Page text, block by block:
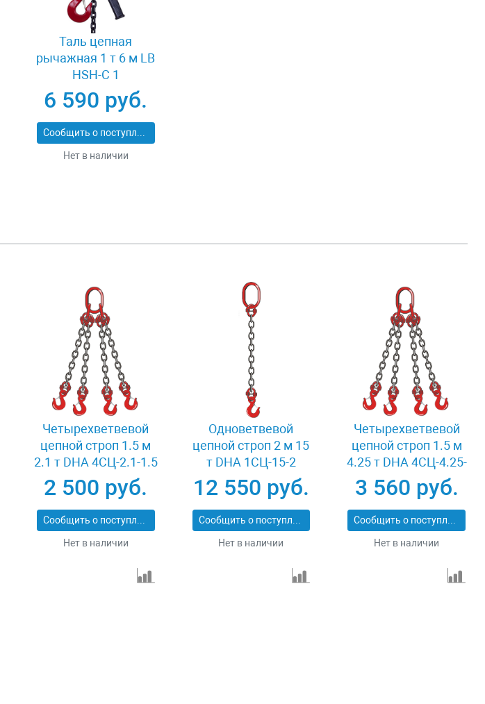
Таль цепная
рычажная 1 т 6 м LB
HSH-C 1
6 590 руб.
Сообщить о поступлении
Нет в наличии
Четырехветвевой
цепной строп 1.5 м
2.1 т DHA 4СЦ-2.1-1.5
2 500 руб.
Сообщить о поступлении
Нет в наличии
Одноветвевой
цепной строп 2 м 15
т DHA 1СЦ-15-2
12 550 руб.
Сообщить о поступлении
Нет в наличии
Четырехветвевой
цепной строп 1.5 м
4.25 т DHA 4СЦ-4.25-
1.5
3 560 руб.
Сообщить о поступлении
Нет в наличии